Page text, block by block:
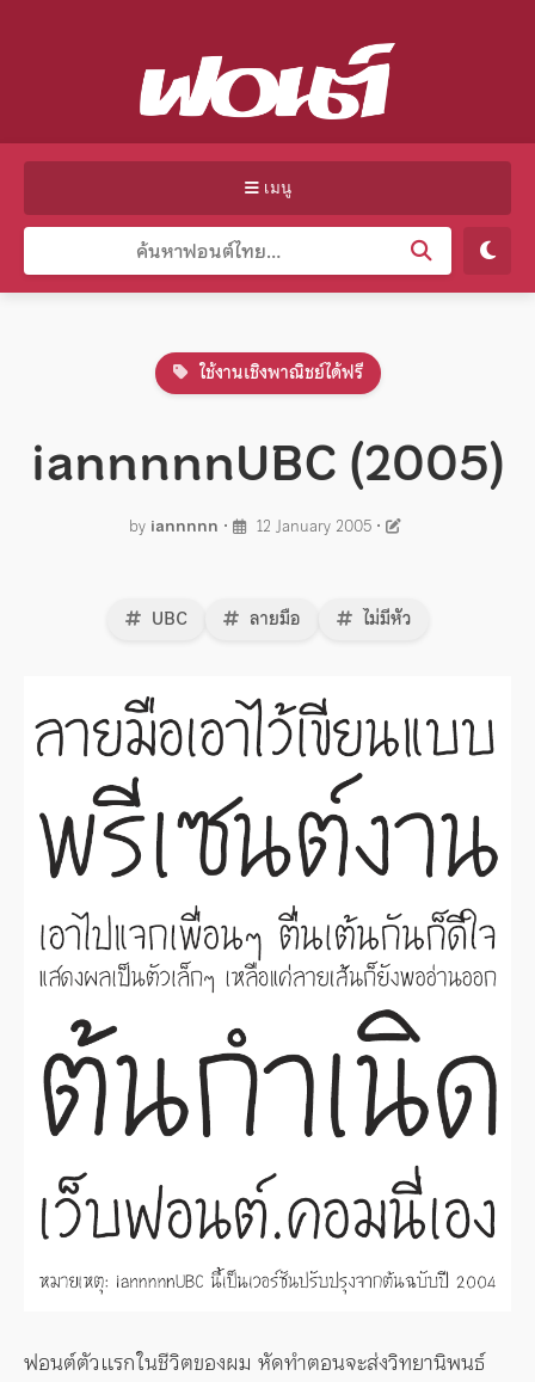
เมนู
ใช้งานเชิงพาณิชย์ได้ฟรี
iannnnnUBC (2005)
by iannnnn • 12 January 2005•
UBC ลายมือ ไม่มีหัว
ฟอนต์ตัวแรกในชีวิตของผม หัดทำตอนจะส่งวิทยานิพนธ์